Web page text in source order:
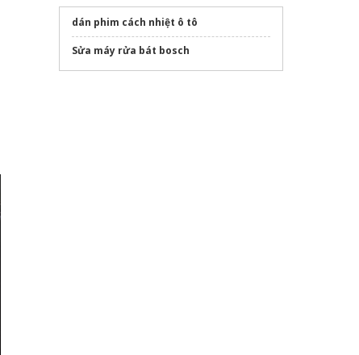
dán phim cách nhiệt ô tô
Sửa máy rửa bát bosch